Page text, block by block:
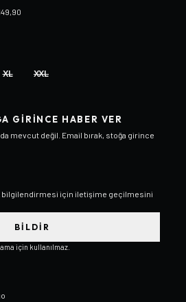
XL XXL
GIRINCE HABER VER
mevcut değil. Email bırak, stoğa girince
bilgilendirmesi için iletişime geçilmesini
BILDIR
için kullanılmaz.